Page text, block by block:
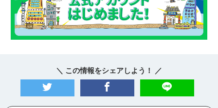
＼ この情報をシェアしよう！ ／